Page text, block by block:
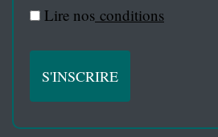
Lire nos conditions